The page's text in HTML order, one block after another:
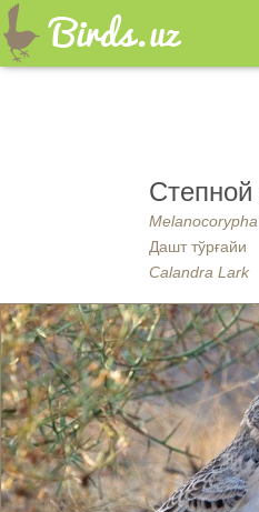
Дашт тўрғайи
Calandra Lark